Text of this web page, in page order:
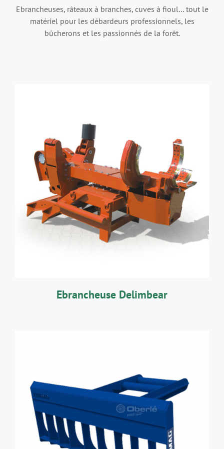
Ebrancheuses, râteaux à branches, cuves à fioul… tout le
matériel pour les débardeurs professionnels, les
bûcherons et les passionnés de la forêt.
DÉTAILS
Ebrancheuse Delimbear
AJOUTER AU PANIER DÉTAILS